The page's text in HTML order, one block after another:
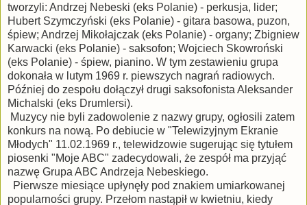
tworzyli: Andrzej Nebeski (eks Polanie) - perkusja, lider;
Hubert Szymczyński (eks Polanie) - gitara basowa, puzon,
śpiew; Andrzej Mikołajczak (eks Polanie) - organy; Zbigniew
Karwacki (eks Polanie) - saksofon; Wojciech Skowroński
(eks Polanie) - śpiew, pianino. W tym zestawieniu grupa
dokonała w lutym 1969 r. piewszych nagrań radiowych.
Później do zespołu dołączył drugi saksofonista Aleksander
Michalski (eks Drumlersi).
Muzycy nie byli zadowolenie z nazwy grupy, ogłosili zatem
konkurs na nową. Po debiucie w "Telewizyjnym Ekranie
Młodych" 11.02.1969 r., telewidzowie sugerując się tytułem
piosenki "Moje ABC" zadecydowali, że zespół ma przyjąć
nazwę Grupa ABC Andrzeja Nebeskiego.
Pierwsze miesiące upłynęły pod znakiem umiarkowanej
popularności grupy. Przełom nastąpił w kwietniu, kiedy